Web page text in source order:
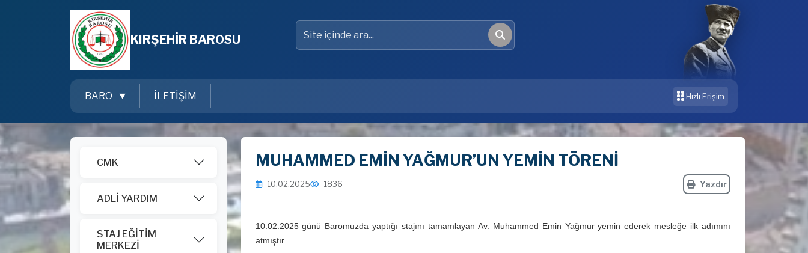
KIRŞEHİR BAROSU
Site içinde ara
Ara
BARO İLETİŞİM Hızlı Erişim
CMK
ADLİ YARDIM
STAJ EĞİTİM
MERKEZİ
MUHAMMED EMİN YAĞMUR’UN YEMİN TÖRENİ
10.02.2025 1836 Yazdır
10.02.2025 günü Baromuzda yaptığı stajını tamamlayan Av. Muhammed Emin Yağmur yemin ederek mesleğe ilk adımını
atmıştır.